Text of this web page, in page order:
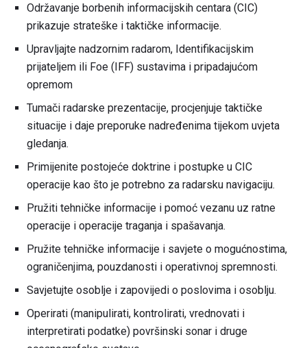
Održavanje borbenih informacijskih centara (CIC)
prikazuje strateške i taktičke informacije.
Upravljajte nadzornim radarom, Identifikacijskim
prijateljem ili Foe (IFF) sustavima i pripadajućom
opremom
Tumači radarske prezentacije, procjenjuje taktičke
situacije i daje preporuke nadređenima tijekom uvjeta
gledanja.
Primijenite postojeće doktrine i postupke u CIC
operacije kao što je potrebno za radarsku navigaciju.
Pružiti tehničke informacije i pomoć vezanu uz ratne
operacije i operacije traganja i spašavanja.
Pružite tehničke informacije i savjete o mogućnostima,
ograničenjima, pouzdanosti i operativnoj spremnosti.
Savjetujte osoblje i zapovijedi o poslovima i osoblju.
Operirati (manipulirati, kontrolirati, vrednovati i
interpretirati podatke) površinski sonar i druge